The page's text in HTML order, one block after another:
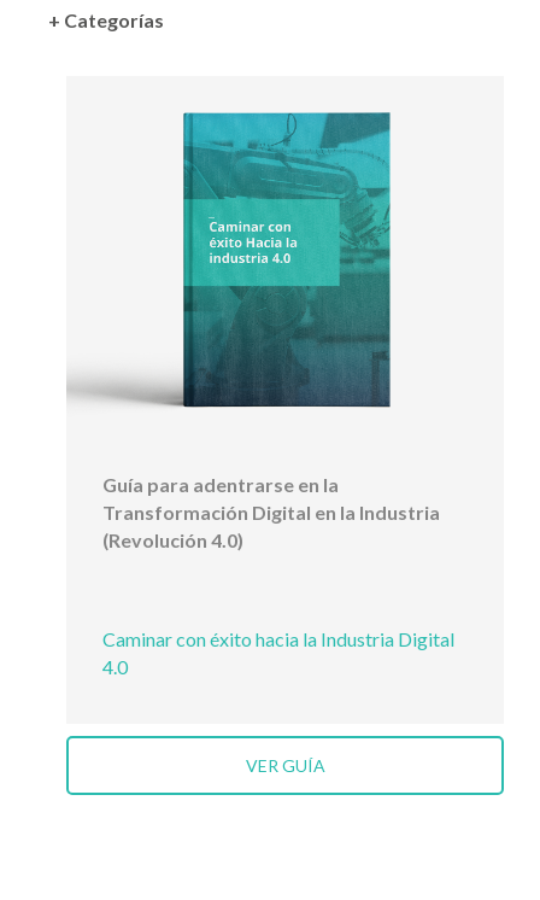
+ Categorías
Guía para adentrarse en la
Transformación Digital en la Industria
(Revolución 4.0)
Caminar con éxito hacia la Industria Digital
4.0
VER GUÍA